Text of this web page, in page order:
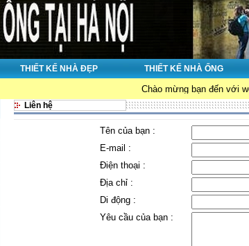
THIẾT KẾ NHÀ ĐẸP THIẾT KẾ NHÀ ỐNG
Chào mừng bạn đến với website
Liên hệ
Tên của bạn :
E-mail :
Điện thoại :
Địa chỉ :
Di động :
Yêu cầu của bạn :